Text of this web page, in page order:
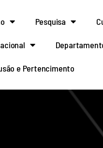
Pesquisa
e Pertencimento